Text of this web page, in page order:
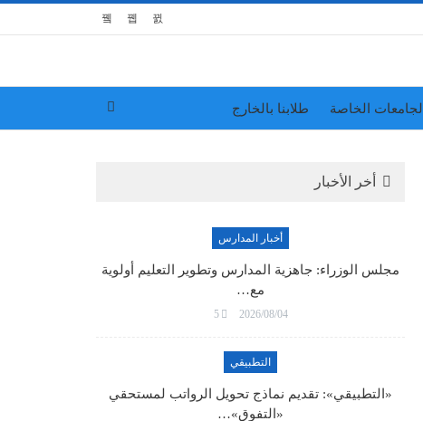
الجامعات الخاصة طلابنا بالخارج
أخر الأخبار
أخبار المدارس
مجلس الوزراء: جاهزية المدارس وتطوير التعليم أولوية
مع…
2026/08/04
5
التطبيقي
«التطبيقي»: تقديم نماذج تحويل الرواتب لمستحقي
«التفوق»…